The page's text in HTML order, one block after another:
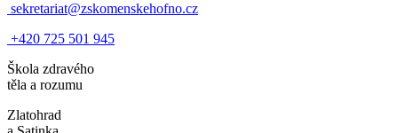
sekretariat@zskomenskehofno.cz
+420 725 501 945
Škola zdravého
těla a rozumu
Zlatohrad